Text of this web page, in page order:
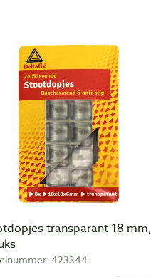
transparant 18 mm,
423344